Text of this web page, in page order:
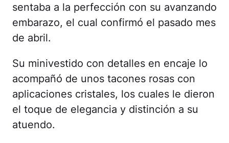
sentaba a la perfección con su avanzando
embarazo, el cual confirmó el pasado mes
de abril.
Su minivestido con detalles en encaje lo
acompañó de unos tacones rosas con
aplicaciones cristales, los cuales le dieron
el toque de elegancia y distinción a su
atuendo.